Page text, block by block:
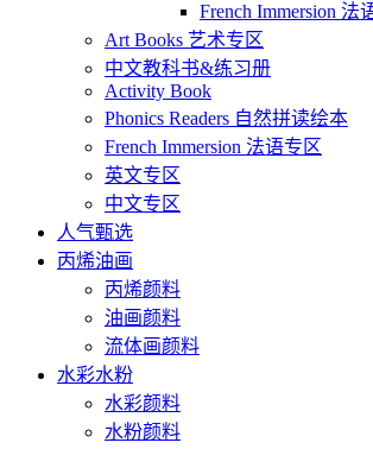
French Immersion 法
Art Books 艺术专区
中文教科书&练习册
Activity Book
Phonics Readers 自然拼读绘本
French Immersion 法语专区
英文专区
中文专区
人气甄选
丙烯油画
丙烯颜料
油画颜料
流体画颜料
水彩水粉
水彩颜料
水粉颜料